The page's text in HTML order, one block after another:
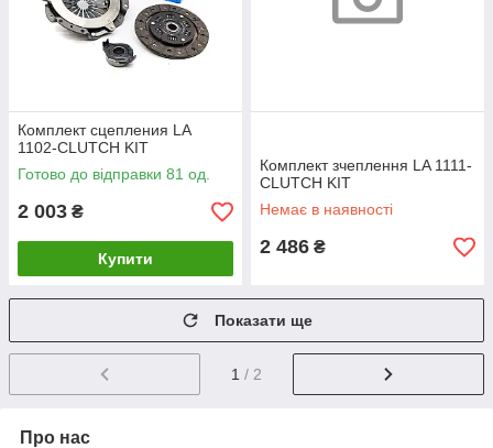
Комплект сцепления LA
1102-CLUTCH KIT
Готово до відправки 81 од.
2 003 ₴
Купити
Комплект зчеплення LA 1111-
CLUTCH KIT
Немає в наявності
2 486 ₴
Показати ще
1 / 2
Про нас